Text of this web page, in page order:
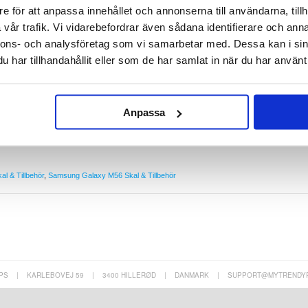
för att anpassa innehållet och annonserna till användarna,
trafik. Vi vidarebefordrar även sådana identifierare och
och analysföretag som vi samarbetar med. Dessa kan i
har tillhandahållit eller som de har samlat in när du har använt
Anpassa
skydda din dyrbara Samsung Galaxy M56 på mot vardagliga skador utan att påverka
flexibiliteten av silikon och med förstärkta hörn för mer effektivt skydd. Otroligt lätt, det
M56 perfekt.
för din Samsung Galaxy M56
mot damm
portar
av din Samsung Galaxy M56
& Tillbehör, Samsung Galaxy M56 Skal & Tillbehör
| KARLEBOVEJ 59 | 3400 HILLERØD | DANMARK |